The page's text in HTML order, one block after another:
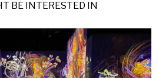
BE INTERESTED IN